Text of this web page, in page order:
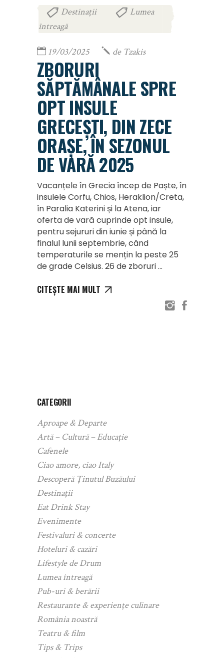
Destinații
Lumea
întreagă
19/03/2025 de Tzakis
ZBORURI
SĂPTĂMÂNALE SPRE
OPT INSULE
GRECEȘTI, DIN ZECE
ORAȘE, ÎN SEZONUL
DE VARĂ 2025
Vacanțele în Grecia încep de Paște, în
insulele Corfu, Chios, Heraklion/Creta,
în Paralia Katerini și la Atena, iar
oferta de vară cuprinde opt insule,
pentru sejururi din iunie și până la
finalul lunii septembrie, când
temperaturile se mențin la peste 25
de grade Celsius. 26 de zboruri
CITEȘTE MAI MULT
CATEGORII
Aproape & Departe
Artă – Cultură – Educație
Cafenele
Ciao amore, ciao Italy
Descoperă Ținutul Buzăului
Destinații
Eat Drink Stay
Evenimente
Festivaluri & concerte
Hoteluri & cazări
Lifestyle de Drum
Lumea întreagă
Pub-uri & berării
Restaurante & experiențe culinare
România noastră
Teatru & film
Tips & Trips